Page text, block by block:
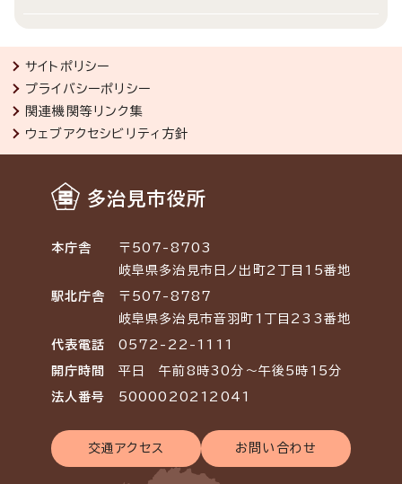
サイトポリシー
プライバシーポリシー
関連機関等リンク集
ウェブアクセシビリティ方針
多治見市役所
本庁舎
〒507-8703
岐阜県多治見市日ノ出町2丁目15番地
駅北庁舎
〒507-8787
岐阜県多治見市音羽町1丁目233番地
代表電話 0572-22-1111
開庁時間 平日 午前8時30分～午後5時15分
法人番号 5000020212041
交通アクセス お問い合わせ